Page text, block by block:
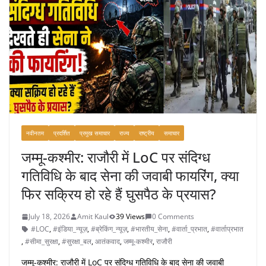
नवीनतम प्रदर्शित प्रमुख समाचार राज्य राष्ट्रीय समाचार
जम्मू-कश्मीर: राजौरी में LoC पर संदिग्ध
गतिविधि के बाद सेना की जवाबी फायरिंग, क्या
फिर सक्रिय हो रहे हैं घुसपैठ के प्रयास?
July 18, 2026 Amit Kaul 39 Views
0 Comments
#LOC,#इंडिया_न्यूज़,#ब्रेकिंग_न्यूज़,#भारतीय_सेना,#वार्ता_प्रभात,#वार्ताप्रभात
,#सीमा_सुरक्षा,#सुरक्षा_बल,आतंकवाद,जम्मू-कश्मीर,राजौरी
जम्मू-कश्मीर: राजौरी में LoC पर संदिग्ध गतिविधि के बाद सेना की जवाबी